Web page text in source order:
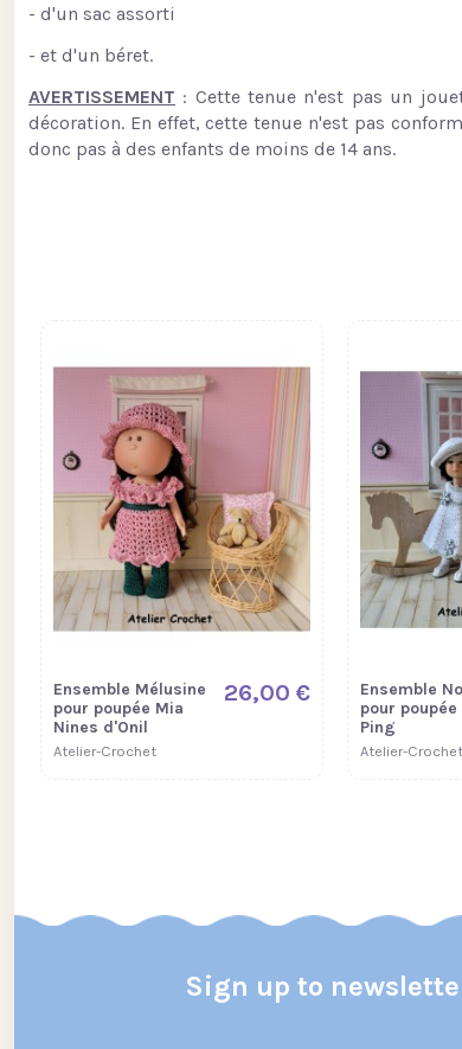
- d'un sac assorti
- et d'un béret.
AVERTISSEMENT : Cette tenue n'est pas un
décoration. En effet, cette tenue n'est pas
donc pas à des enfants de moins de 14 ans.
Ensemble Mélusine
pour poupée Mia
Nines d'Onil
Atelier-Crochet
26,00 €
Ensemble
pour poupée
Ping
Atelier-Crochet
Sign up to